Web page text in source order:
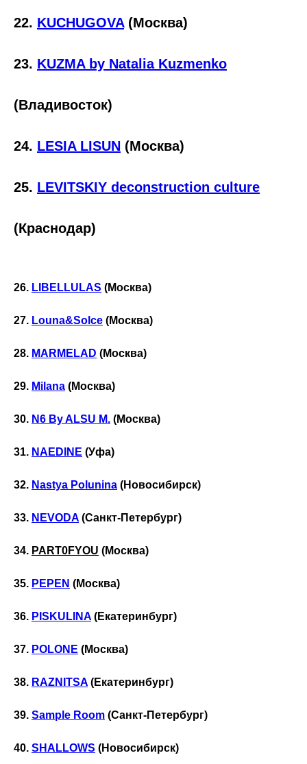
22. KUCHUGOVA(Москва)
23. KUZMA by Natalia Kuzmenko
(Владивосток)
24. LESIA LISUN (Москва)
25. LEVITSKIY deconstruction culture
(Краснодар)
26. LIBELLULAS (Москва)
27. Louna&Solce (Москва)
28. MARMELAD (Москва)
29. Milana (Москва)
30. N6 By ALSU M. (Москва)
31. NAEDINE (Уфа)
32. Nastya Polunina (Новосибирск)
33. NEVODA (Санкт-Петербург)
34. PART0FYOU (Москва)
35. PEPEN (Москва)
36. PISKULINA (Екатеринбург)
37. POLONE (Москва)
38. RAZNITSA (Екатеринбург)
39. Sample Room (Санкт-Петербург)
40. SHALLOWS (Новосибирск)